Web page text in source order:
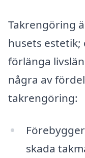
Takrengöring
husets
förlänga
några av
takrengöring:
skada